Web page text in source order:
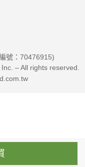
號：70476915)
– All rights reserved.